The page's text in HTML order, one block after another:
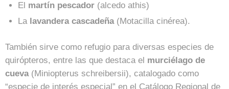
El martín pescador (alcedo athis)
La lavandera cascadeña(Motacilla cinérea).
También sirve como refugio para diversas especies de
quirópteros, entre las que destaca el murciélago de
cueva(Miniopterus schreibersii), catalogado como
“especie de interés especial” en el Catálogo Regional de